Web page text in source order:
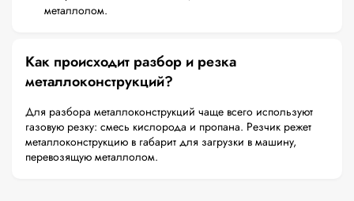
металлолом.
Как происходит разбор и резка
металлоконструкций?
Для разбора металлоконструкций чаще всего используют
газовую резку: смесь кислорода и пропана. Резчик режет
металлоконструкцию в габарит для загрузки в машину,
перевозящую металлолом.